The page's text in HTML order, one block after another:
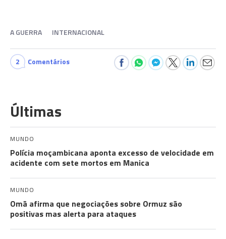
A GUERRA INTERNACIONAL
2 Comentários
Últimas
MUNDO
Polícia moçambicana aponta excesso de velocidade em
acidente com sete mortos em Manica
MUNDO
Omã afirma que negociações sobre Ormuz são
positivas mas alerta para ataques